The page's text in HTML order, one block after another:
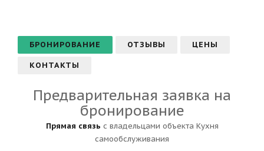
БРОНИРОВАНИЕ ОТЗЫВЫ ЦЕНЫ
КОНТАКТЫ
Предварительная заявка на
бронирование
Прямая связь с владельцами объекта Кухня
самообслуживания